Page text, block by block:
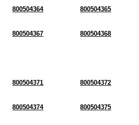
800504364 800504365
800504367 800504368
800504371 800504372
800504374 800504375